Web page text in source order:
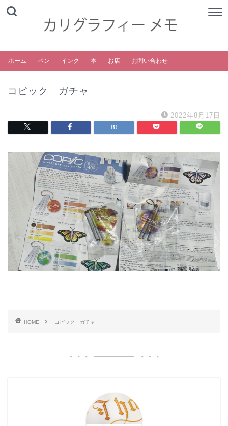
ホーム ペン インク 本 お店 お問い合わせ
コピック ガチャ
2022年8月17日
HOME コピック ガチャ